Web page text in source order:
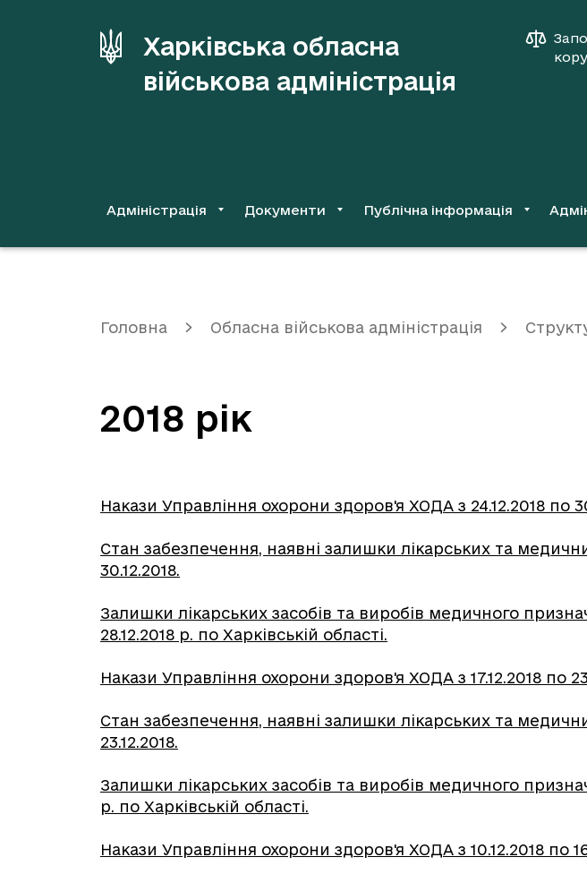
Харківська обласна
військова адміністрація
Адміністрація Документи Публічна інформація
Головна Обласна військова адміністрація
2018 рік
Накази Управління охорони здоров'я ХОДА з 24.12.2018 по
Стан забезпечення, наявні залишки лікарських та
30.12.2018.
Залишки лікарських засобів та виробів медичного
28.12.2018 р. по Харківській області.
Накази Управління охорони здоров'я ХОДА з 17.12.2018 по
Стан забезпечення, наявні залишки лікарських та
23.12.2018.
Залишки лікарських засобів та виробів медичного
р. по Харківській області.
Накази Управління охорони здоров'я ХОДА з 10.12.2018 по